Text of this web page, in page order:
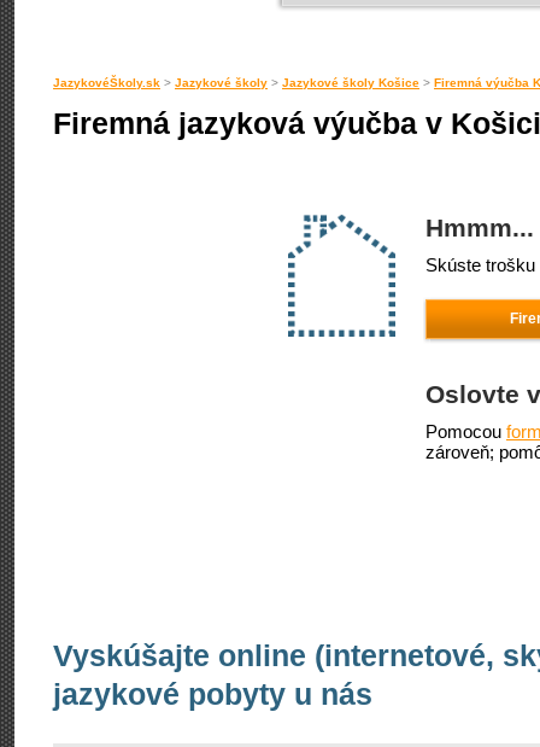
JazykovéŠkoly.sk > Jazykové školy > Jazykové školy Košice > Firemná výučba
Firemná jazyková výučba v
Skúste
Oslovte
Pomocou
zároveň;
Vyskúšajte online (internetové,
jazykové pobyty u nás